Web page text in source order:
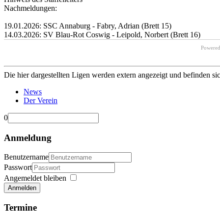
Nachmeldungen:
19.01.2026: SSC Annaburg - Fabry, Adrian (Brett 15)
14.03.2026: SV Blau-Rot Coswig - Leipold, Norbert (Brett 16)
Die hier dargestellten Ligen werden extern angezeigt und befinden
News
Der Verein
0
Anmeldung
Benutzername
Passwort
Angemeldet bleiben
Anmelden
Termine